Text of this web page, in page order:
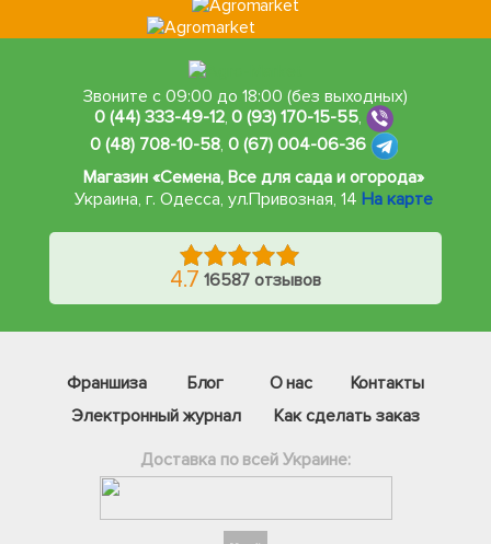
Звоните с 09:00 до 18:00 (без выходных)
0 (44) 333-49-12,0 (93) 170-15-55,
0 (48) 708-10-58, 0 (67) 004-06-36
Магазин «Семена, Все для сада и огорода»
Украина, г. Одесса, ул.Привозная, 14 На карте
4.7 16587 отзывов
Франшиза Блог О нас
Контакты
Электронный журнал
Как сделать заказ
Доставка по всей Украине: